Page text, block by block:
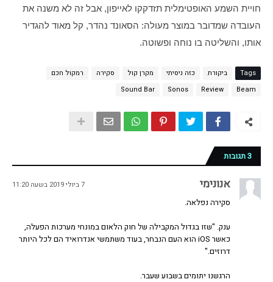
אותו, והשליטה בו נוחה ופשוטה.
Tags ביקורת כזה ניסיתי מקרן קול סקירה
רמקול חכם
Beam
Review
Sonos
Sound Bar
3 תגובות
אנונימי 7 ביולי 2019 בשעה 11:20
סקירה נפלאה.
ענק. "שזו בגדול המקבילה של חוק הלאום במונחי מערכות הפעלה,
כאשר iOS הוא העם הנבחר, בעוד משתמשי אנדרואיד הם לכל היותר
דרוזים."
הרגשנו יתומים בשבוע שעבר.